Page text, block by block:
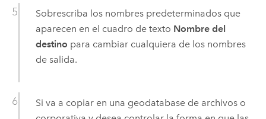
Sobrescriba los nombres predeterminados que
aparecen en el cuadro de texto Nombre del
destino para cambiar cualquiera de los nombres
de salida.
Si va a copiar en una geodatabase de archivos o